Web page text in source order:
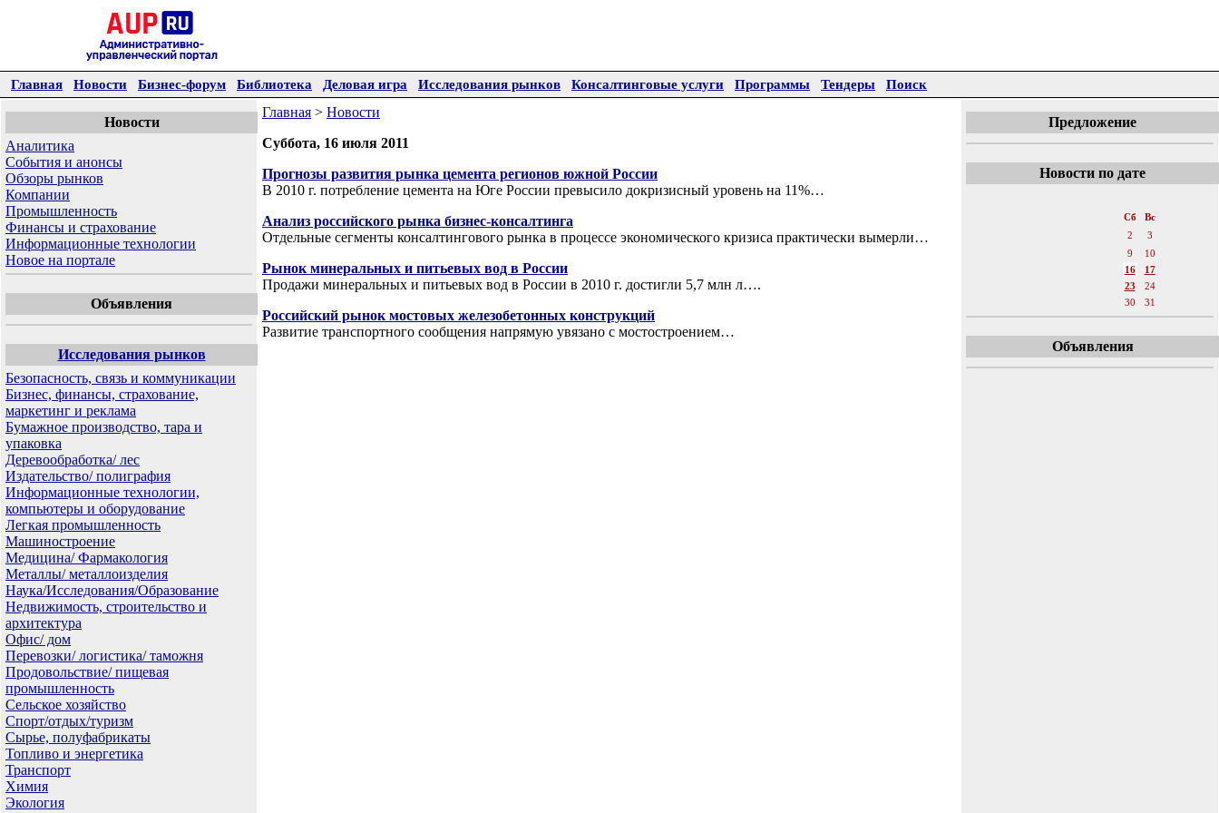
Главная Новости Бизнес-форум Библиотека Деловая игра Исследования рынков Консалтинговые услуги Программы Тендеры Поиск
Новости
Аналитика
События и анонсы
Обзоры рынков
Компании
Промышленность
Финансы и страхование
Информационные технологии
Новое на портале
Объявления
Исследования рынков
Безопасность, связь и коммуникации
Бизнес, финансы, страхование,
маркетинг и реклама
Бумажное производство, тара и
упаковка
Деревообработка/ лес
Издательство/ полиграфия
Информационные технологии,
компьютеры и оборудование
Легкая промышленность
Машиностроение
Медицина/ Фармакология
Металлы/ металлоизделия
Наука/Исследования/Образование
Недвижимость, строительство и
архитектура
Офис/ дом
Перевозки/ логистика/ таможня
Продовольствие/ пищевая
промышленность
Сельское хозяйство
Спорт/отдых/туризм
Сырье, полуфабрикаты
Топливо и энергетика
Транспорт
Химия
Экология
Главная > Новости
Суббота, 16 июля 2011
Прогнозы развития рынка цемента регионов южной России
В 2010 г. потребление цемента на Юге России превысило докризисный уровень на 11%…
Анализ российского рынка бизнес-консалтинга
Отдельные сегменты консалтингового рынка в процессе экономического кризиса практически вымерли…
Рынок минеральных и питьевых вод в России
Продажи минеральных и питьевых вод в России в 2010 г. достигли 5,7 млн л….
Российский рынок мостовых железобетонных конструкций
Развитие транспортного сообщения напрямую увязано с мостостроением…
Предложение
Новости по дате
Сб
Вс
2
3
9
10
16
17
23
24
30 31
Объявления